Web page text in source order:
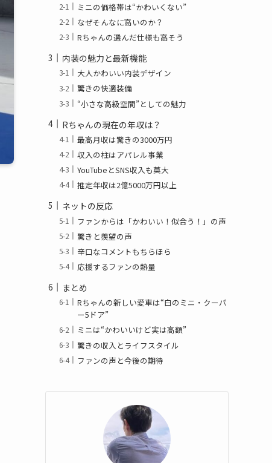
ミニの価格帯は“かわいくない”
なぜそんなに高いのか？
Rちゃんの選んだ仕様も高そう
内装の魅力と最新機能
大人かわいい内装デザイン
驚きの快適装備
“小さな高級空間”としての魅力
Rちゃんの現在の年収は？
最高月収は驚きの3000万円
収入の柱はアパレル事業
YouTubeとSNS収入も莫大
推定年収は2億5000万円以上
ネットの反応
ファンからは「かわいい！似合う！」の声
驚きと羨望の声
辛口なコメントもちらほら
応援するファンの熱量
まとめ
Rちゃんの新しい愛車は“白のミニ・クーパ
ー5ドア”
ミニは“かわいいけど実は高額”
驚きの収入とライフスタイル
ファンの声と今後の期待